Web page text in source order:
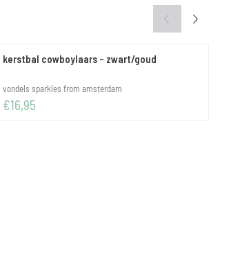
kerstbal cowboylaars - zwart/goud
Merk:
vondels sparkles from amsterdam
Prijs: 16,95
€16,95